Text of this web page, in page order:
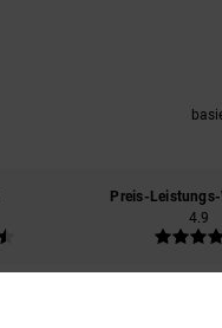
Preis-
4.9